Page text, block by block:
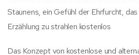
Staunens, ein Gefühl der Ehrfurcht,
Erzählung zu strahlen kostenlos
Das Konzept von kostenlose und